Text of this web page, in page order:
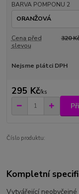
BARVA POMPONU 2
Cena před
slevou
320
Nejsme plátci DPH
295 Kč/ks
Číslo produktu:
Kompletní
Vytvářející